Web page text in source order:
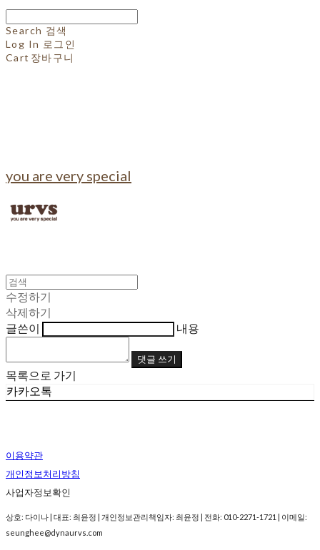
Search 검색
Log In 로그인
Cart 장바구니
you are very special
수정하기
삭제하기
글쓴이
내용
댓글 쓰기
목록으로 가기
카카오톡
이용약관
개인정보처리방침
사업자정보확인
상호: 다이나 | 대표: 최윤정 | 개인정보관리책임자: 최윤정 | 전화: 010-2271-1721 | 이메일:
seunghee@dynaurvs.com